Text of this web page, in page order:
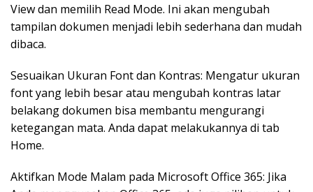
View dan memilih Read Mode. Ini akan mengubah
tampilan dokumen menjadi lebih sederhana dan mudah
dibaca.
Sesuaikan Ukuran Font dan Kontras: Mengatur ukuran
font yang lebih besar atau mengubah kontras latar
belakang dokumen bisa membantu mengurangi
ketegangan mata. Anda dapat melakukannya di tab
Home.
Aktifkan Mode Malam pada Microsoft Office 365: Jika